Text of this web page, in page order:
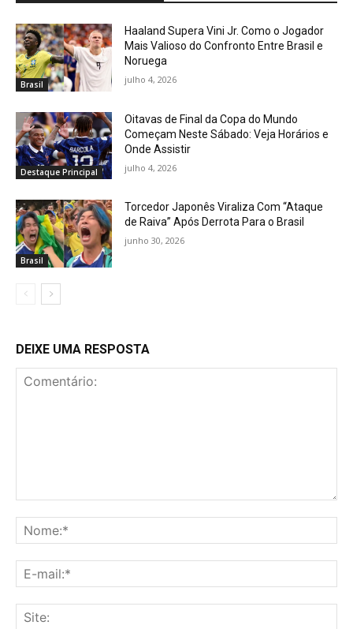
Brasil
Haaland Supera Vini Jr. Como o Jogador
Mais Valioso do Confronto Entre Brasil e
Noruega
julho 4, 2026
Destaque Principal
Oitavas de Final da Copa do Mundo
Começam Neste Sábado: Veja Horários e
Onde Assistir
julho 4, 2026
Brasil
Torcedor Japonês Viraliza Com “Ataque
de Raiva” Após Derrota Para o Brasil
junho 30, 2026
DEIXE UMA RESPOSTA